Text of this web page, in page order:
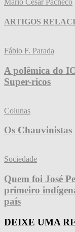
ARTIGOS
Fábio F. Parada
A polêmica do
Super-ricos
Colunas
Os Chauvinistas
Sociedade
Quem foi José
primeiro
país
DEIXE UMA